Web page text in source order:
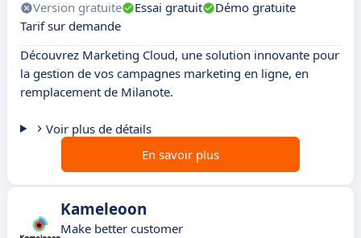
Version gratuite Essai gratuit
Démo gratuite
Tarif sur demande
Découvrez Marketing Cloud, une solution innovante pour
la gestion de vos campagnes marketing en ligne, en
remplacement de Milanote.
Voir plus de détails
En savoir plus
Kameleoon
Make better customer